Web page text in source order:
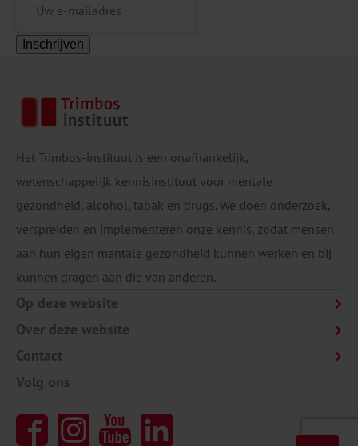
Inschrijven
Het Trimbos-instituut is een onafhankelijk,
wetenschappelijk kennisinstituut voor mentale
gezondheid, alcohol, tabak en drugs. We doen onderzoek,
verspreiden en implementeren onze kennis, zodat mensen
aan hun eigen mentale gezondheid kunnen werken en bij
kunnen dragen aan die van anderen.
Op deze website
Over deze website
Contact
Volg ons